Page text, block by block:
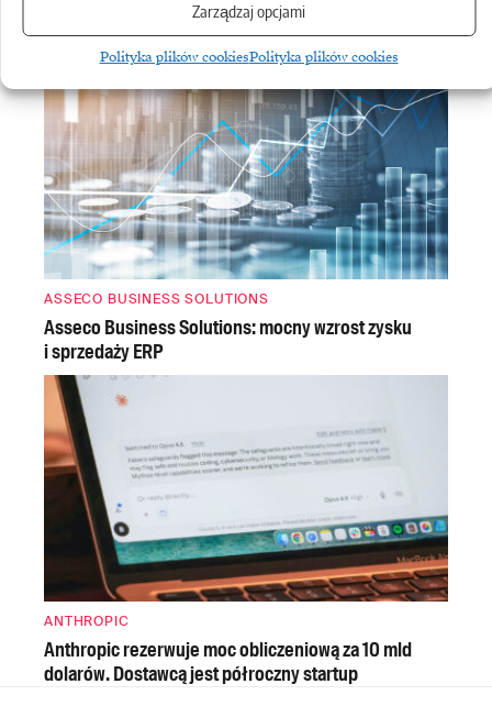
Zarządzaj opcjami
Polityka plików cookiesPolityka plików cookies
ASSECO BUSINESS SOLUTIONS
Asseco Business Solutions: mocny wzrost zysku
i sprzedaży ERP
ANTHROPIC
Anthropic rezerwuje moc obliczeniową za 10 mld
dolarów. Dostawcą jest półroczny startup